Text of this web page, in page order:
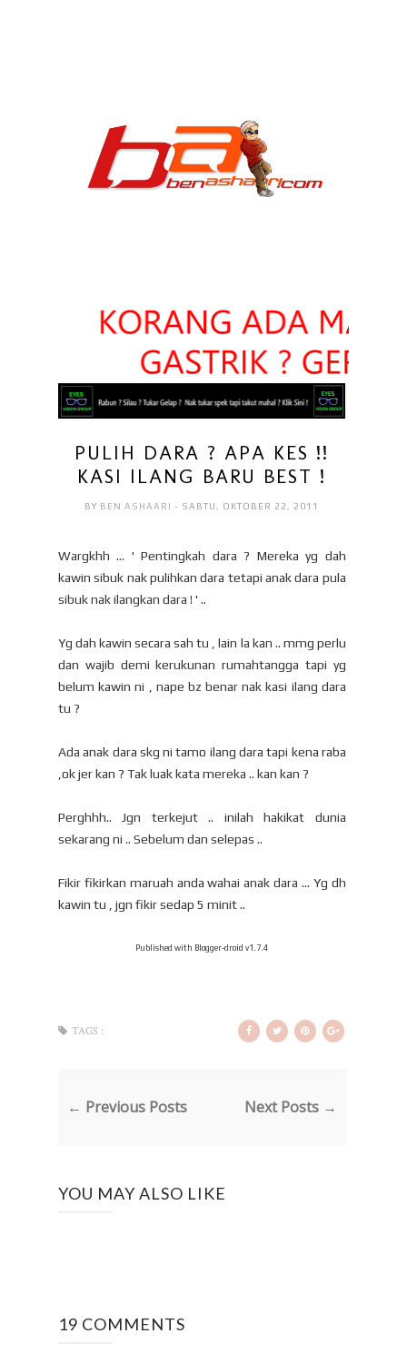
PULIH DARA ? APA KES !!
KASI ILANG BARU BEST !
BY BEN ASHAARI- SABTU, OKTOBER 22, 2011
Wargkhh ... ' Pentingkah dara ? Mereka yg dah
kawin sibuk nak pulihkan dara tetapi anak dara pula
sibuk nak ilangkan dara ! ' ..
Yg dah kawin secara sah tu , lain la kan .. mmg perlu
dan wajib demi kerukunan rumahtangga tapi yg
belum kawin ni , nape bz benar nak kasi ilang dara
tu ?
Ada anak dara skg ni tamo ilang dara tapi kena raba
,ok jer kan ? Tak luak kata mereka .. kan kan ?
Perghhh.. Jgn terkejut .. inilah hakikat dunia
sekarang ni .. Sebelum dan selepas ..
Fikir fikirkan maruah anda wahai anak dara ... Yg dh
kawin tu , jgn fikir sedap 5 minit ..
Published with Blogger-droid v1.7.4
TAGS :
← Previous Posts Next Posts →
YOU MAY ALSO LIKE
19 COMMENTS